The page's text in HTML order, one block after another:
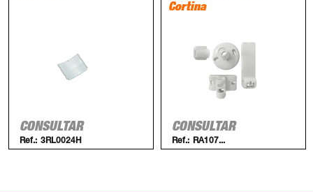
CONSULTAR
Ref.: 3RL0024H
Cortina
CONSULTAR
Ref.: RA107...